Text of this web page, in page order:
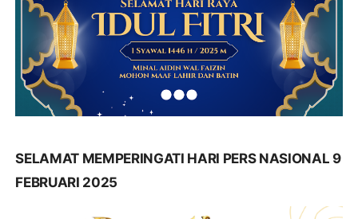
SELAMAT MEMPERINGATI HARI PERS NASIONAL 9
FEBRUARI 2025